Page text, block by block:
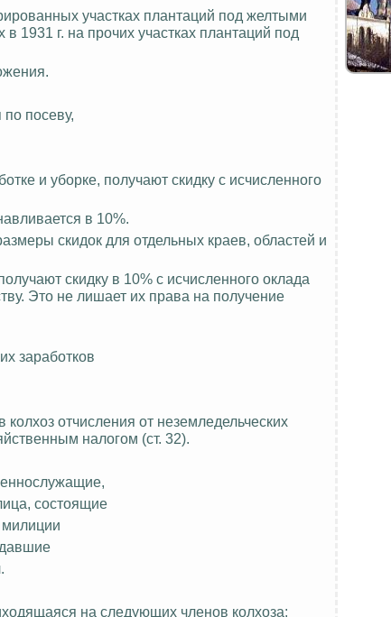
участках плантаций под желтыми
1931 г. на прочих участках плантаций под
посеву,
и уборке, получают скидку с исчисленного
в 10%.
скидок для отдельных краев, областей и
скидку в 10% с исчисленного оклада
Это не лишает их права на получение
заработков
отчисления от неземледельческих
налогом (ст. 32).
состоящие
на следующих членов колхоза: